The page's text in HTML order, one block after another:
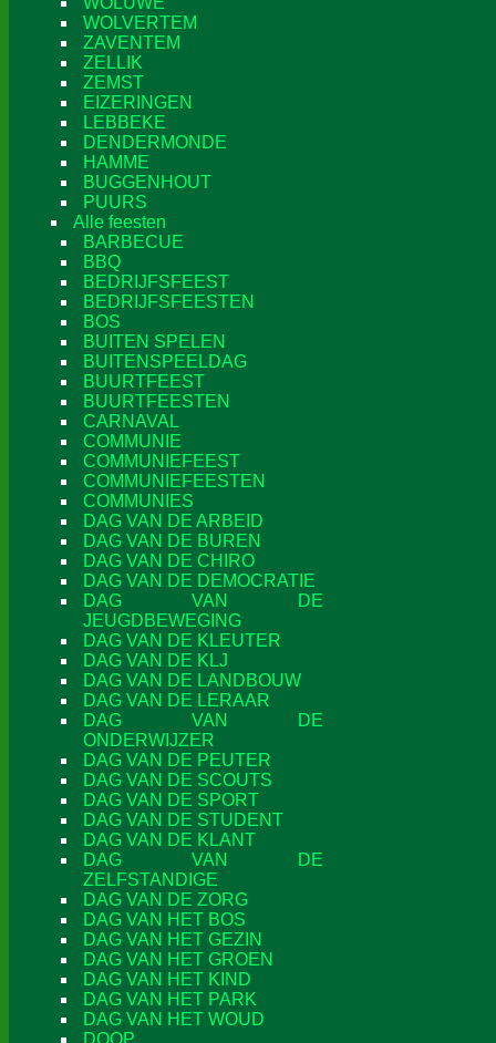
WOLVERTEM
ZAVENTEM
ZELLIK
ZEMST
EIZERINGEN
LEBBEKE
DENDERMONDE
HAMME
BUGGENHOUT
PUURS
Alle feesten
BARBECUE
BBQ
BEDRIJFSFEEST
BEDRIJFSFEESTEN
BOS
BUITEN SPELEN
BUITENSPEELDAG
BUURTFEEST
BUURTFEESTEN
CARNAVAL
COMMUNIE
COMMUNIEFEEST
COMMUNIEFEESTEN
COMMUNIES
DAG VAN DE ARBEID
DAG VAN DE BUREN
DAG VAN DE CHIRO
DAG VAN DE DEMOCRATIE
DAG VAN DE
JEUGDBEWEGING
DAG VAN DE KLEUTER
DAG VAN DE KLJ
DAG VAN DE LANDBOUW
DAG VAN DE LERAAR
DAG VAN DE
ONDERWIJZER
DAG VAN DE PEUTER
DAG VAN DE SCOUTS
DAG VAN DE SPORT
DAG VAN DE STUDENT
DAG VAN DE KLANT
DAG VAN DE
ZELFSTANDIGE
DAG VAN DE ZORG
DAG VAN HET BOS
DAG VAN HET GEZIN
DAG VAN HET GROEN
DAG VAN HET KIND
DAG VAN HET PARK
DAG VAN HET WOUD
DOOP